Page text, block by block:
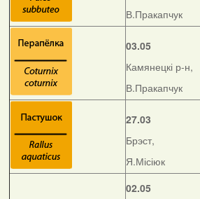
В.Пракапчук
03.05
Камянецкі р-н,
В.Пракапчук
27.03
Брэст,
Я.Місіюк
02.05